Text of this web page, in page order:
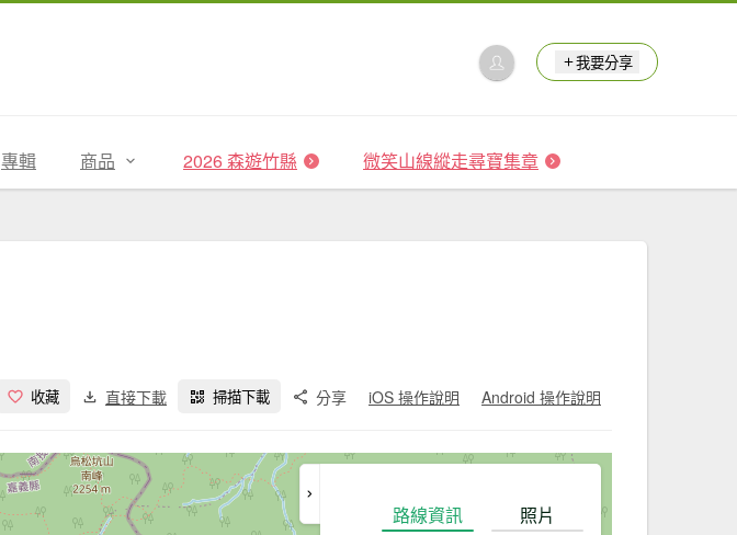
我要分享
專輯 商品 2026 森遊竹縣 微笑山線縱走尋寶集章
收藏 直接下載 掃描下載 分享 iOS 操作說明 Android 操作說明
路線資訊 照片